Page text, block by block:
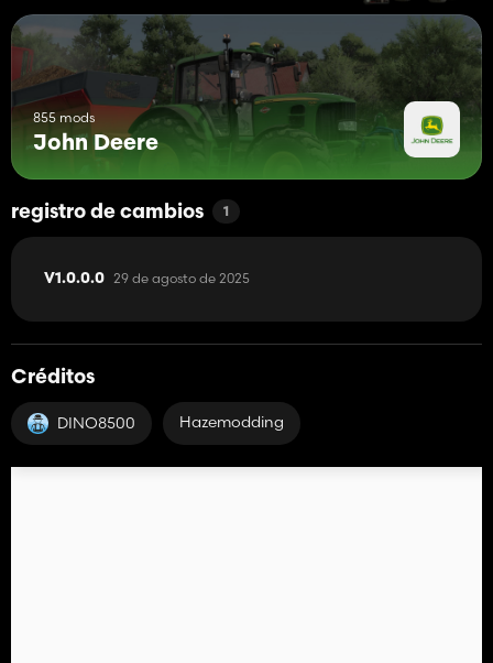
855 mods
John Deere
registro de cambios 1
V1.0.0.0 29 de agosto de 2025
Créditos
DINO8500 Hazemodding